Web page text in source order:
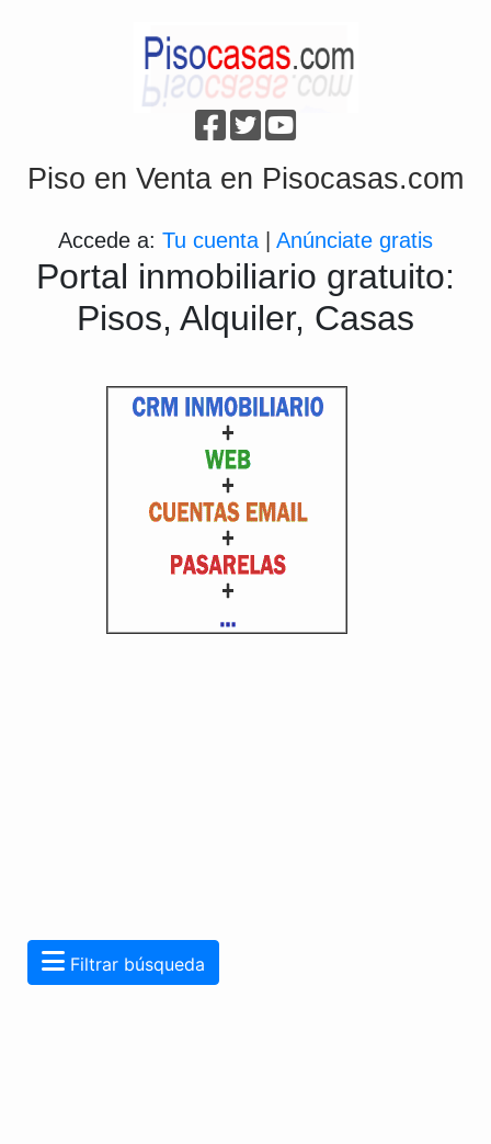
Piso en Venta en Pisocasas.com
Accede a: Tu cuenta Anúnciate gratis
Portal inmobiliario gratuito:
Pisos, Alquiler, Casas
Filtrar búsqueda